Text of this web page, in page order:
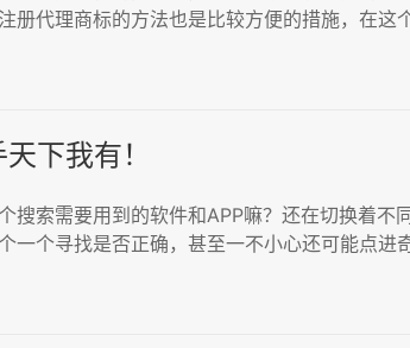
册代理商标的方法也是比较方便的措施，在这
下我有！
搜索需要用到的软件和APP嘛？还在切换着不
一个寻找是否正确，甚至一不小心还可能点进